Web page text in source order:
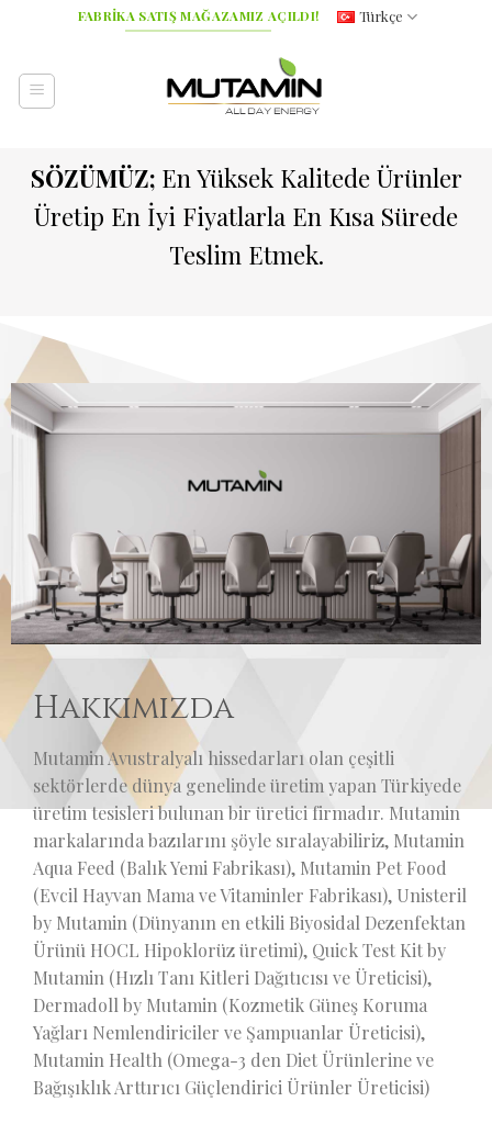
FABRİKA SATIŞ MAĞAZAMIZ AÇILDI! Türkçe
SÖZÜMÜZ; En Yüksek Kalitede Ürünler
Üretip En İyi Fiyatlarla En Kısa Sürede
Teslim Etmek.
Hakkımızda
Mutamin Avustralyalı hissedarları olan çeşitli
sektörlerde dünya genelinde üretim yapan Türkiyede
üretim tesisleri bulunan bir üretici firmadır. Mutamin
markalarında bazılarını şöyle sıralayabiliriz, Mutamin
Aqua Feed (Balık Yemi Fabrikası), Mutamin Pet Food
(Evcil Hayvan Mama ve Vitaminler Fabrikası), Unisteril
by Mutamin (Dünyanın en etkili Biyosidal Dezenfektan
Ürünü HOCL Hipoklorüz üretimi), Quick Test Kit by
Mutamin (Hızlı Tanı Kitleri Dağıtıcısı ve Üreticisi),
Dermadoll by Mutamin (Kozmetik Güneş Koruma
Yağları Nemlendiriciler ve Şampuanlar Üreticisi),
Mutamin Health (Omega-3 den Diet Ürünlerine ve
Bağışıklık Arttırıcı Güçlendirici Ürünler Üreticisi)